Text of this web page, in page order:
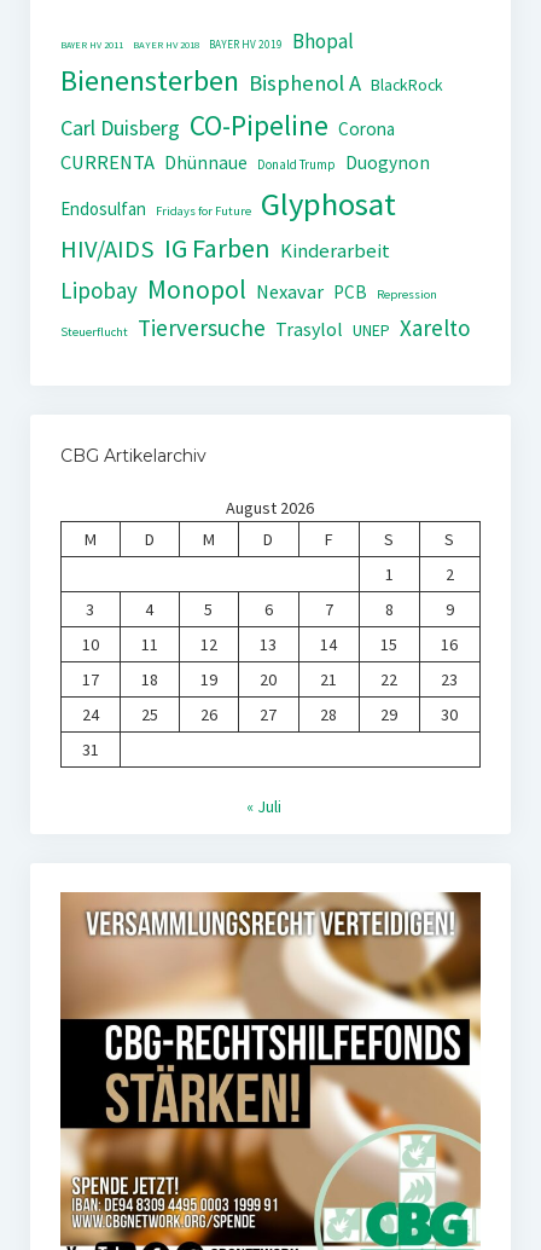
BAYER HV 2011 BAYER HV 2018 BAYER HV 2019 Bhopal
Bienensterben Bisphenol A BlackRock
Carl Duisberg CO-Pipeline Corona
CURRENTA Dhünnaue Donald Trump
Duogynon
Endosulfan
Fridays for Future Glyphosat
HIV/AIDS IG Farben Kinderarbeit
Lipobay Monopol Nexavar PCB Repression
Steuerflucht Tierversuche Trasylol UNEP Xarelto
CBG Artikelarchiv
August 2026
M
D M D F S
S
1
2
3
4 5 6 7 8
9
10
11 12 13 14 15
16
17
18 19 20 21 22
23
24
25 26 27 28 29
30
31
« Juli